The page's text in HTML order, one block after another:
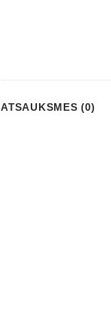
ATSAUKSMES (0)